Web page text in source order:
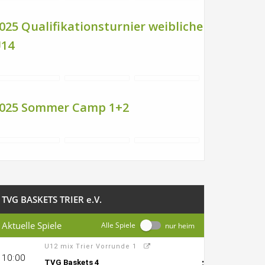
Qualifikationsturnier weibliche
Sommer Camp 1+2